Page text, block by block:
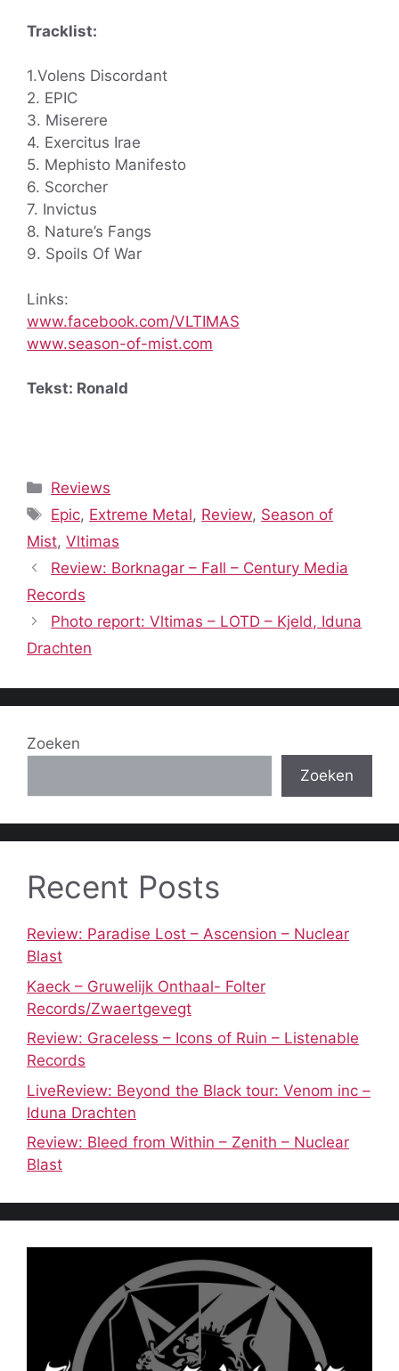
Tracklist:
1.Volens Discordant
2. EPIC
3. Miserere
4. Exercitus Irae
5. Mephisto Manifesto
6. Scorcher
7. Invictus
8. Nature’s Fangs
9. Spoils Of War
Links:
www.facebook.com/VLTIMAS
www.season-of-mist.com
Tekst: Ronald
Categorieën
Reviews
Tags
Epic, Extreme Metal, Review, Season of
Mist, Vltimas
Review: Borknagar – Fall – Century Media
Records
Photo report: Vltimas – LOTD – Kjeld, Iduna
Drachten
Zoeken
Zoeken
Recent Posts
Review: Paradise Lost – Ascension – Nuclear
Blast
Kaeck – Gruwelijk Onthaal- Folter
Records/Zwaertgevegt
Review: Graceless – Icons of Ruin – Listenable
Records
LiveReview: Beyond the Black tour: Venom inc –
Iduna Drachten
Review: Bleed from Within – Zenith – Nuclear
Blast